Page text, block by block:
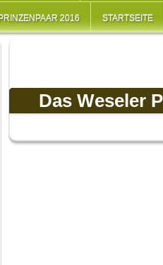
2016 STARTSEITE
Das Weseler